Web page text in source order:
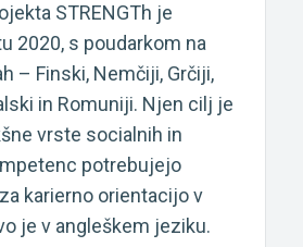
STRENGTh je
2020, s poudarkom na
– Finski, Nemčiji, Grčiji,
in Romuniji. Njen cilj je
vrste socialnih in
potrebujejo
karierno orientacijo v
je v angleškem jeziku.